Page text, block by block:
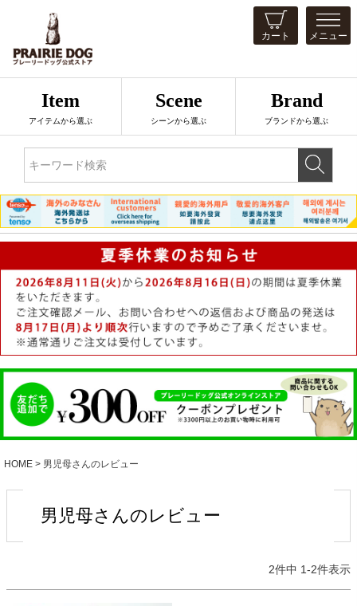
カート メニュー
Item
アイテムから選ぶ
Scene
シーンから選ぶ
Brand
ブランドから選ぶ
HOME 男児母さんのレビュー
男児母さんのレビュー
2件中 1-2件表示